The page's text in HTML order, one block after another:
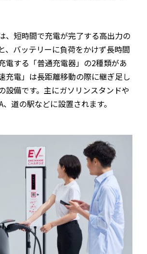
、短時間で充電が完了する高出力の
、バッテリーに負荷をかけず長時間
電する「普通充電器」の2種類があ
充電」は長距離移動の際に継ぎ足し
設備です。主にガソリンスタンドや
道の駅などに設置されます。